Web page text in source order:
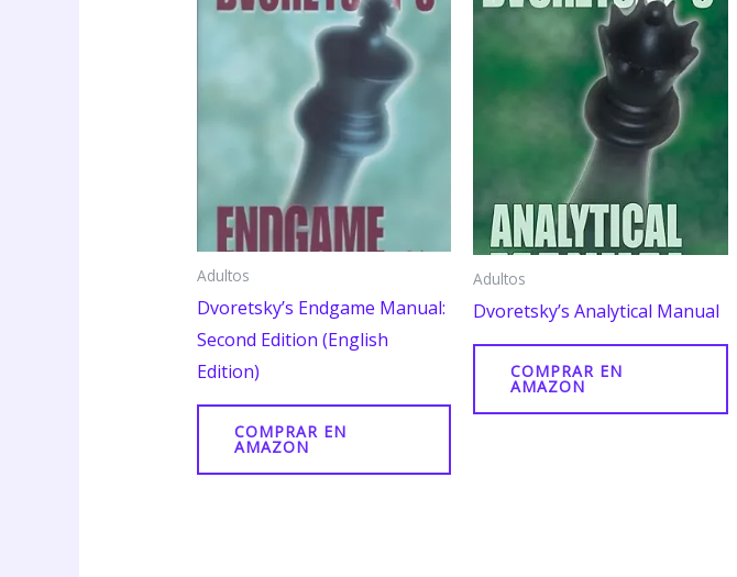
Adultos
Dvoretsky’s Endgame Manual:
Second Edition (English
Edition)
COMPRAR EN
AMAZON
Adultos
Dvoretsky’s Analytical Manual
COMPRAR EN
AMAZON